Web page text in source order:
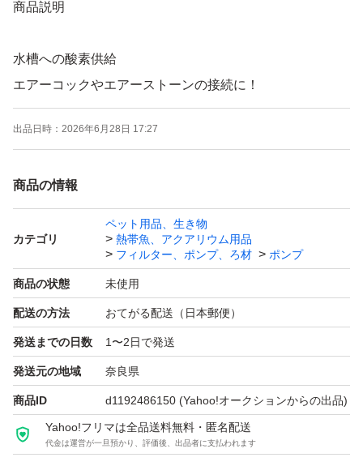
商品説明
水槽への酸素供給
エアーコックやエアーストーンの接続に！
★温度変化に強く、耐久性にも優れています。
★色が半透明なので、レイアウトの邪魔になりません。
※ 「２０ｍ」 にカットしたものを発送いたします。
※他の長さも出品しております。
宜しければ 「こちら」 をご覧ください♪ 支払方法
■ Yahoo!かんたん決済
発送詳細
送料無料!! （国内出荷です!!）
出品日時： 2026年6月28日 17:27
商品の情報
カテゴリ
ペット用品、生き物
熱帯魚、アクアリウム用品
フィルター、ポンプ、ろ材
ポンプ
商品の状態 未使用
配送の方法 おてがる配送（日本郵便）
発送までの日数 1〜2日で発送
発送元の地域 奈良県
商品ID d1192486150 (Yahoo!オークションからの出品)
Yahoo!フリマは全品送料無料・匿名配送
代金は運営が一旦預かり、評価後、出品者に支払われます